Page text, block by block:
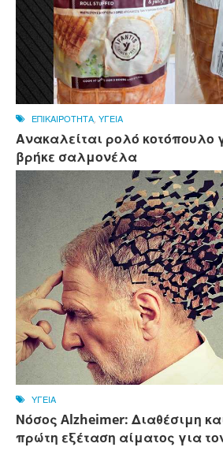
ΕΠΙΚΑΙΡΟΤΗΤΑ ΥΓΕΙΑ
Ανακαλείται ρολό κοτόπουλο
βρήκε σαλμονέλα
ΥΓΕΙΑ
Νόσος Alzheimer: Διαθέσιμη
πρώτη εξέταση αίματος για